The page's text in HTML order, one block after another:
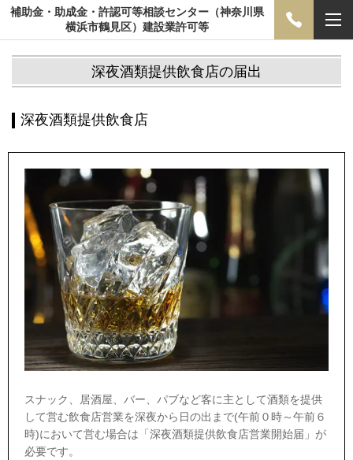
補助金・助成金・許認可等相談センター（神奈川県
横浜市鶴見区）建設業許可等
深夜酒類提供飲食店の届出
深夜酒類提供飲食店
スナック、居酒屋、バー、パブなど客に主として酒類を提供
して営む飲食店営業を深夜から日の出まで(午前０時～午前６
時)において営む場合は「深夜酒類提供飲食店営業開始届」が
必要です。